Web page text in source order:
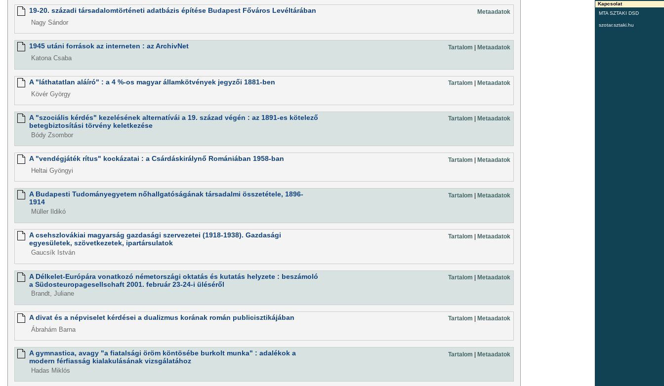
Kapcsolat
MTA SZTAKI DSD
szotar.sztaki.hu
19-20. századi társadalomtörténeti adatbázis építése Budapest Főváros Levéltárában Metaadatok
Nagy Sándor
1945 utáni források az interneten : az ArchivNet Tartalom | Metaadatok
Katona Csaba
A "láthatatlan aláíró" : a 4 %-os magyar államkötvények jegyzői 1881-ben Tartalom Metaadatok
Kövér György
A "szociális kérdés" kezelésének alternatívái a 19. század végén : az 1891-es kötelező
betegbiztosítási törvény keletkezése
Tartalom Metaadatok
Bódy Zsombor
A "vendégjáték rítus" kockázatai : a Csárdáskirálynő Romániában 1958-ban Tartalom | Metaadatok
Heltai Gyöngyi
A Budapesti Tudományegyetem nőhallgatóságának társadalmi összetétele, 1896-
1914
Tartalom | Metaadatok
Müller Ildikó
A csehszlovákiai magyarság gazdasági szervezetei (1918-1938). Gazdasági
egyesületek, szövetkezetek, ipartársulatok
Tartalom Metaadatok
Gaucsík István
A Délkelet-Európára vonatkozó németországi oktatás és kutatás helyzete : beszámoló
a Südosteuropagesellschaft 2001. február 23-24-i üléséről
Tartalom Metaadatok
Brandt, Juliane
A divat és a népviselet kérdései a dualizmus korának román publicisztikájában Tartalom Metaadatok
Ábrahám Barna
A gymnastica, avagy "a fiatalsági öröm köntösébe burkolt munka" : adalékok a
modern férfiasság kialakulásának vizsgálatához
Tartalom | Metaadatok
Hadas Miklós